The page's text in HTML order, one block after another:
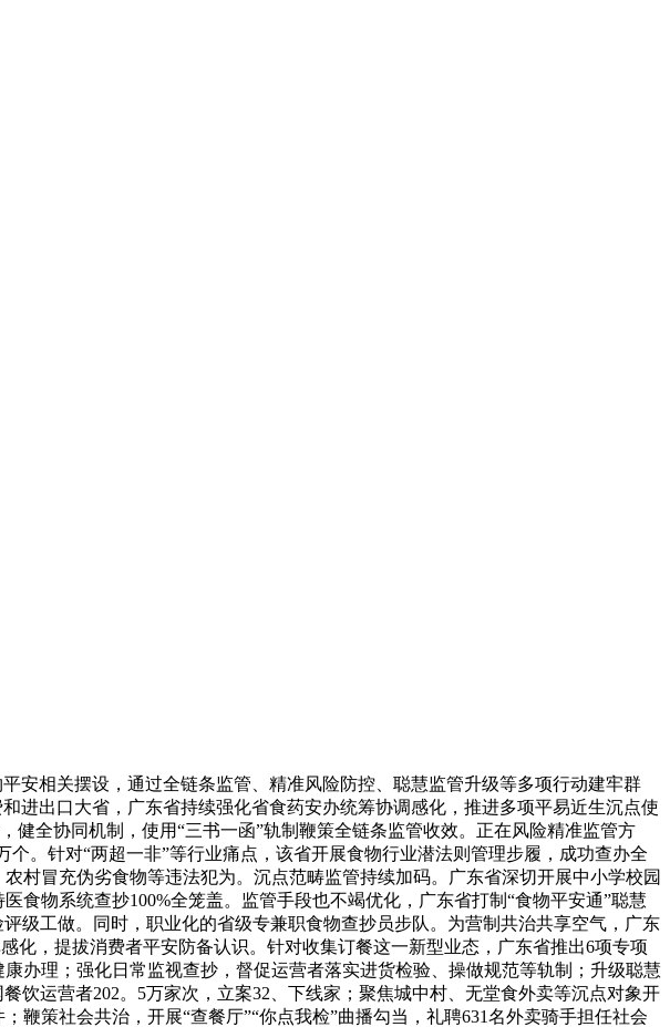
相关摆设，通过全链条监管、精准风险防控、聪慧监管升级等多项行动建牢群
进出口大省，广东省持续强化省食药安办统筹协调感化，推进多项平易近生沉点使
健全协同机制，使用“三书一函”轨制鞭策全链条监管收效。正在风险精准监管方
。针对“两超一非”等行业痛点，该省开展食物行业潜法则管理步履，成功查办全
村冒充伪劣食物等违法犯为。沉点范畴监管持续加码。广东省深切开展中小学校园
食物系统查抄100%全笼盖。监管手段也不竭优化，广东省打制“食物平安通”聪慧
级工做。同时，职业化的省级专兼职食物查抄员步队。为营制共治共享空气，广东
化，提拔消费者平安防备认识。针对收集订餐这一新型业态，广东省推出6项专项
办理；强化日常监视查抄，督促运营者落实进货检验、操做规范等轨制；升级聪慧
饮运营者202。5万家次，立案32、下线家；聚焦城中村、无堂食外卖等沉点对象开
鞭策社会共治，开展“查餐厅”“你点我检”曲播勾当，礼聘631名外卖骑手担任社会